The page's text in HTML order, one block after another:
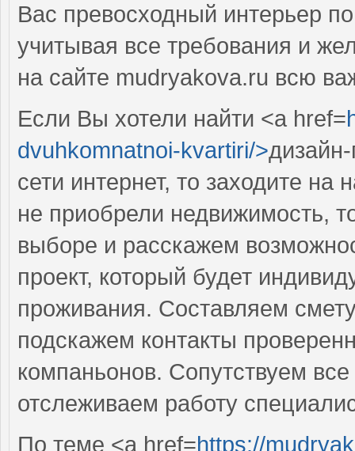
Вас превосходный интерьер
учитывая все требования и
на сайте mudryakova.ru всю
Если Вы хотели найти <a href=
dvuhkomnatnoi-kvartiri/>
сети интернет, то заходите
не приобрели недвижимость,
выборе и расскажем
проект, который будет
проживания. Составляем
подскажем контакты
компаньонов. Сопутствуем
отслеживаем работу
По теме <a href=https://